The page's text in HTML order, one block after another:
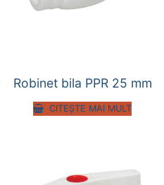
Robinet bila PPR 25 mm
CITEȘTE MAI MULT